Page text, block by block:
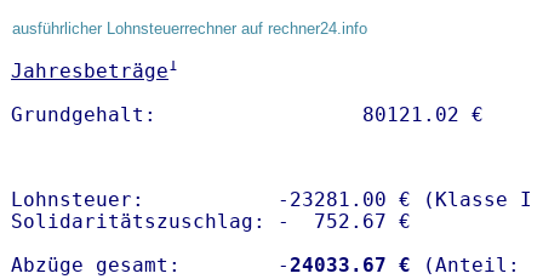
ausführlicher Lohnsteuerrechner auf rechner24.info
Jahresbeträge1
Lohnsteuer:           -23281.00 € (Klasse I)
Solidaritätszuschlag: -  752.67 €
Abzüge gesamt:        -24033.67 €